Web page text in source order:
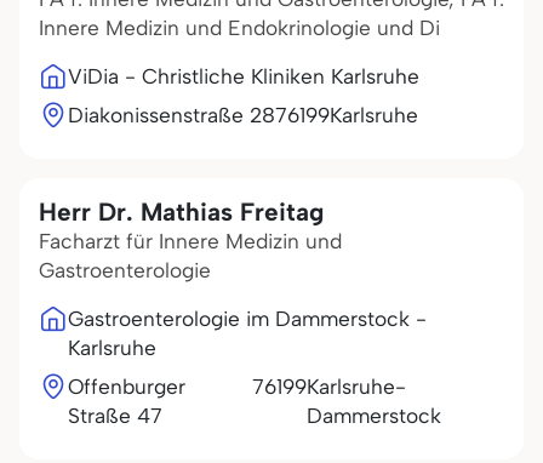
Innere Medizin und Endokrinologie und Di
ViDia - Christliche Kliniken Karlsruhe
Diakonissenstraße 2876199Karlsruhe
Herr Dr. Mathias Freitag
Facharzt für Innere Medizin und
Gastroenterologie
Gastroenterologie im Dammerstock -
Karlsruhe
Offenburger
Straße 47
76199Karlsruhe-
Dammerstock